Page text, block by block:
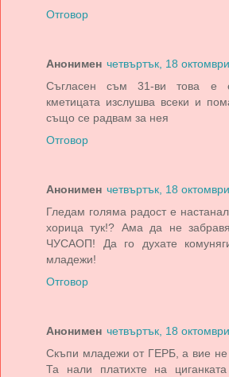
Отговор
Анонимен четвъртък, 18
Съгласен съм 31-ви това е
кметицата изслушва всеки и
също се радвам за нея
Отговор
Анонимен четвъртък, 18
Гледам голяма радост е
хорица тук!? Ама да не
ЧУСАОП! Да го духате
младежи!
Отговор
Анонимен четвъртък, 18
Скъпи младежи от ГЕРБ, а вие не
Та нали платихте на